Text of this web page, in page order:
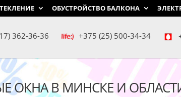
ОБУСТРОЙСТВО БАЛКОНА
362-36-36 +375 (25) 500-34-34
ОКНА В МИНСКЕ И